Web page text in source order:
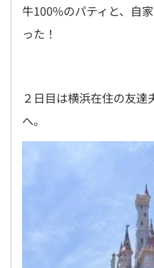
牛100%のパティと、自
った！
２日目は横浜在住の友
へ。